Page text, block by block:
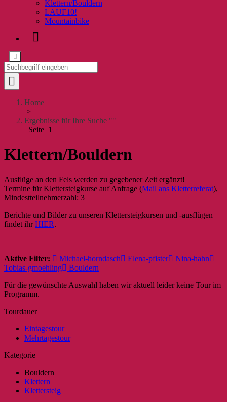
Klettern/Bouldern
LAUF10!
Mountainbike
Home
>
Ergebnisse für Ihre Suche ""
Seite 1
Klettern/Bouldern
Ausflüge an den Fels werden zu gegebener Zeit ergänzt!
Termine für Klettersteigkurse auf Anfrage (Mail ans Kletterreferat),
Mindestteilnehmerzahl: 3
Berichte und Bilder zu unseren Klettersteigkursen und -ausflügen
findet ihrHIER.
Aktive Filter: Michael-horndasch Elena-pfister
Nina-hahn
Tobias-gmoehling
Bouldern
Für die gewünschte Auswahl haben wir aktuell leider keine Tour im
Programm.
Tourdauer
Eintagestour
Mehrtagestour
Kategorie
Bouldern
Klettern
Klettersteig